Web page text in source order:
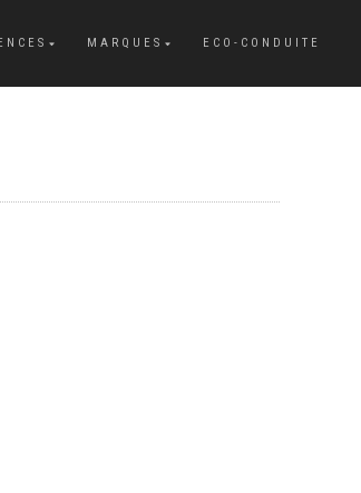
MARQUES ECO-CONDUITE